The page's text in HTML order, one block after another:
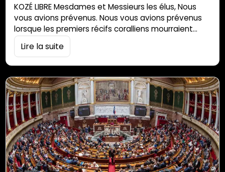
KOZÉ LIBRE Mesdames et Messieurs les élus, Nous
vous avions prévenus. Nous vous avions prévenus
lorsque les premiers récifs coralliens mourraient
sous l’effet des coulées de boue et de la hausse de
la température des océans. Nous vous avions
de plage et de la montée des […]
Lire la suite